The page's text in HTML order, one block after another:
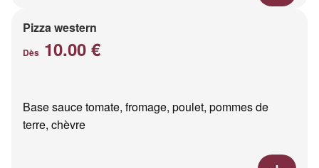
Pizza western
Dès 10.00 €
Base sauce tomate, fromage, poulet, pommes de
terre, chèvre